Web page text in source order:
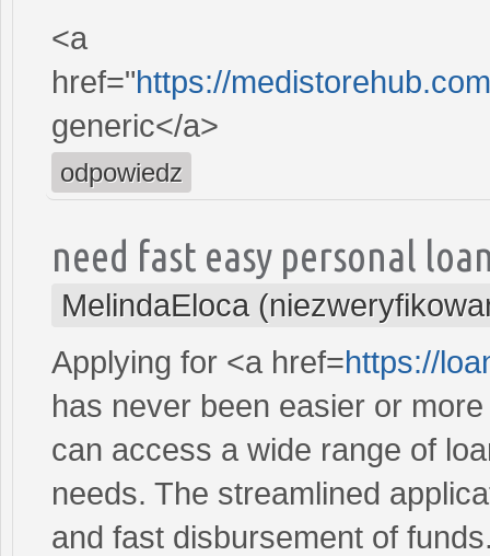
<a
href="https://
generic</a>
odpowiedz
need fast easy personal
MelindaEloca
Applying for <a href=https://
has never been easier or
can access a wide range of
needs. The streamlined
and fast disbursement of